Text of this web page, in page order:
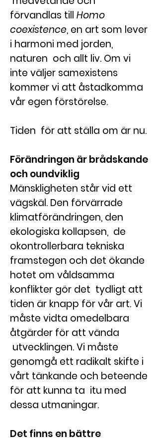
förvandlas till Homo
coexistence, en art som lever
i harmoni med jorden,
naturen och allt liv. Om vi
inte väljer samexistens
kommer vi att åstadkomma
vår egen förstörelse.
Tiden för att ställa om är nu.
Förändringen är brådskande
och oundviklig
Mänskligheten står vid ett
vägskäl. Den förvärrade
klimatförändringen, den
ekologiska kollapsen, de
okontrollerbara tekniska
framstegen och det ökande
hotet om våldsamma
konflikter gör det tydligt att
tiden är knapp för vår art. Vi
måste vidta omedelbara
åtgärder för att vända
utvecklingen. Vi måste
genomgå ett radikalt skifte i
vårt tänkande och beteende
för att kunna ta itu med
dessa utmaningar.
Det finns en bättre